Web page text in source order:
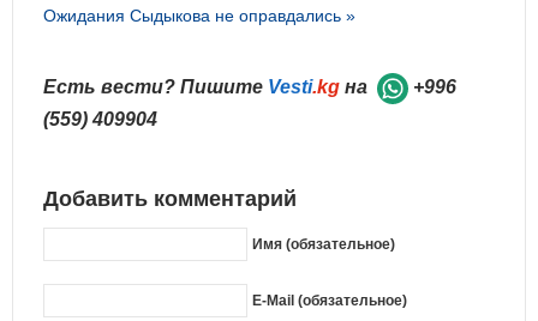
Ожидания Сыдыкова не оправдались »
Есть вести? Пишите Vesti.kg на
+996
(559) 409904
Добавить комментарий
Имя (обязательное)
E-Mail (обязательное)